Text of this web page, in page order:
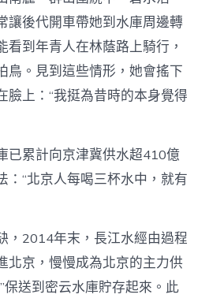
讓後代開車帶她到水庫周邊轉
看到年青人在林蔭路上騎行，
鳥。見到這些情形，她會搖下
臉上：“我挺為昔時的本身覺得
已累計向京津冀供水超410億
：“北京人每喝三杯水中，就有
，2014年末，長江水經由過程
北京，慢慢成為北京的主力供
保送到密云水庫貯存起來。此